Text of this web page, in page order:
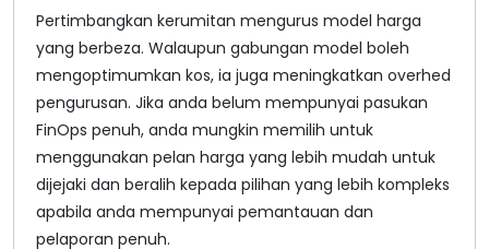
Pertimbangkan kerumitan mengurus model harga
yang berbeza. Walaupun gabungan model boleh
mengoptimumkan kos, ia juga meningkatkan overhed
pengurusan. Jika anda belum mempunyai pasukan
FinOps penuh, anda mungkin memilih untuk
menggunakan pelan harga yang lebih mudah untuk
dijejaki dan beralih kepada pilihan yang lebih kompleks
apabila anda mempunyai pemantauan dan
pelaporan penuh.